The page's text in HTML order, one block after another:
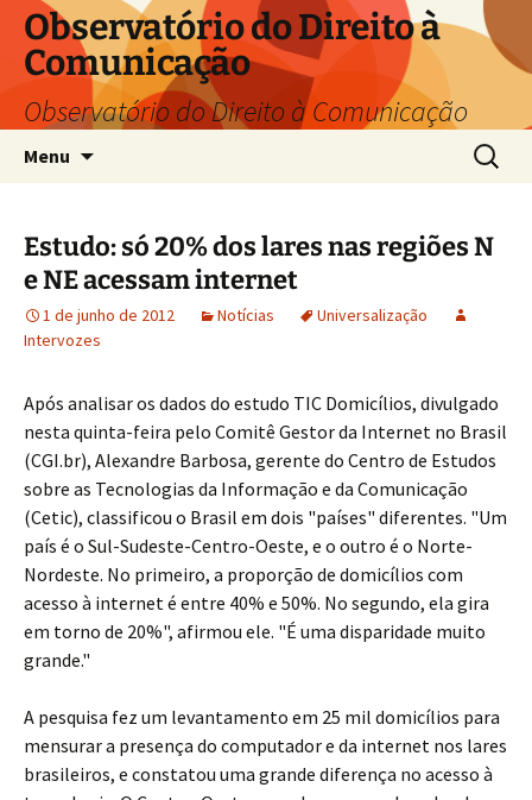
Pular
para
conteúdo
Observatório do Direito à
Comunicação
Observatório do Direito à Comunicação
Menu
por:
Estudo: só 20% dos lares nas regiões N
e NE acessam internet
1 de junho de 2012 Notícias
Universalização
Intervozes
Após analisar os dados do estudo TIC Domicílios, divulgado
nesta quinta-feira pelo Comitê Gestor da Internet no Brasil
(CGI.br), Alexandre Barbosa, gerente do Centro de Estudos
sobre as Tecnologias da Informação e da Comunicação
(Cetic), classificou o Brasil em dois "países" diferentes. "Um
país é o Sul-Sudeste-Centro-Oeste, e o outro é o Norte-
Nordeste. No primeiro, a proporção de domicílios com
acesso à internet é entre 40% e 50%. No segundo, ela gira
em torno de 20%", afirmou ele. "É uma disparidade muito
grande."
A pesquisa fez um levantamento em 25 mil domicílios para
mensurar a presença do computador e da internet nos lares
brasileiros, e constatou uma grande diferença no acesso à